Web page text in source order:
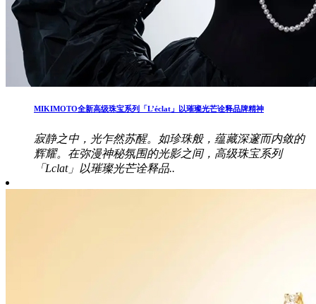
MIKIMOTO全新高级珠宝系列「L’éclat」以璀璨光芒诠释品牌精神
寂静之中，光乍然苏醒。如珍珠般，蕴藏深邃而内敛的
辉耀。在弥漫神秘氛围的光影之间，高级珠宝系列
「Lclat」以璀璨光芒诠释品..